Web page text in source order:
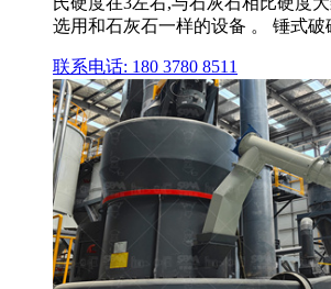
选用和石灰石一样的设备 。 锤式破
联系电话: 180 3780 8511